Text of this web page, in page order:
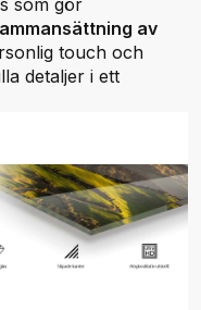
som gör
av
touch och
detaljer i ett